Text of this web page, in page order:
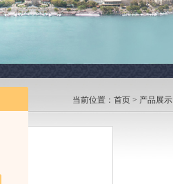
当前位置： 首页 > 产品展示